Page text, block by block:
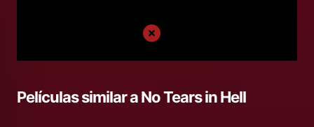
Películas similar aNo Tears in Hell